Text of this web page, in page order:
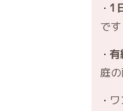
1
です
有
庭